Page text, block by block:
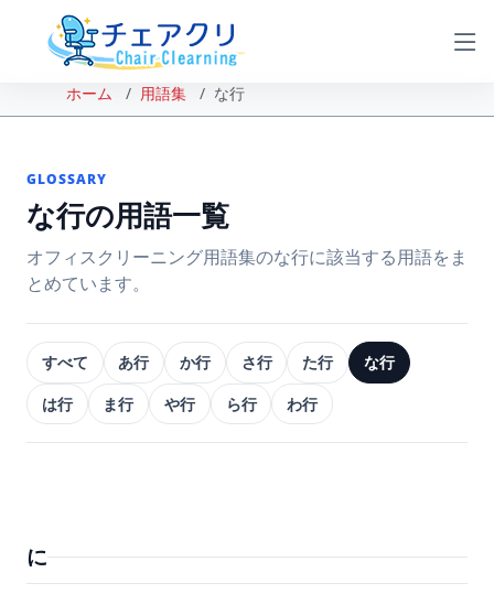
ホーム 用語集 な行
GLOSSARY
な行の用語一覧
オフィスクリーニング用語集のな行に該当する用語をま
とめています。
すべて あ行 か行 さ行 た行
な行
は行
ま行 や行 ら行 わ行
に